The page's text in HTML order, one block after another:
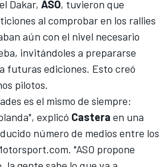
Dakar, ASO, tuvieron que
al comprobar en los rallies
aún con el nivel necesario
invitándoles a prepararse
futuras ediciones. Esto creó
pilotos.
es el mismo de siempre:
explicó Castera en una
número de medios entre los
"ASO propone